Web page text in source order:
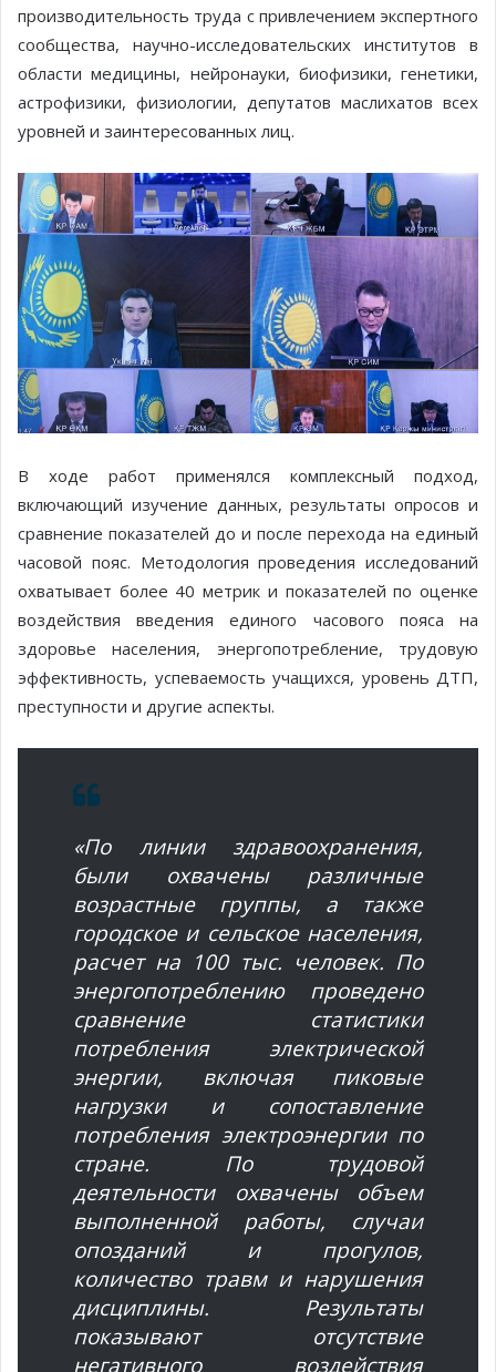
производительность труда с привлечением экспертного
сообщества, научно-исследовательских институтов в
области медицины, нейронауки, биофизики, генетики,
астрофизики, физиологии, депутатов маслихатов всех
уровней и заинтересованных лиц.
В ходе работ применялся комплексный подход,
включающий изучение данных, результаты опросов и
сравнение показателей до и после перехода на единый
часовой пояс. Методология проведения исследований
охватывает более 40 метрик и показателей по оценке
воздействия введения единого часового пояса на
здоровье населения, энергопотребление, трудовую
эффективность, успеваемость учащихся, уровень ДТП,
преступности и другие аспекты.
«По линии здравоохранения,
были охвачены различные
возрастные группы, а также
городское и сельское населения,
расчет на 100 тыс. человек. По
энергопотреблению проведено
сравнение статистики
потребления электрической
энергии, включая пиковые
нагрузки и сопоставление
потребления электроэнергии по
стране. По трудовой
деятельности охвачены объем
выполненной работы, случаи
опозданий и прогулов,
количество травм и нарушения
дисциплины. Результаты
показывают отсутствие
негативного воздействия